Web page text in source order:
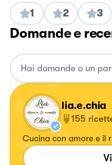
1 2 3
Domande e
lia.e.chia
155
Cucina con amore e il